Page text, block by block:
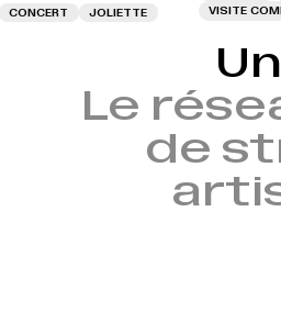
CONCERT
JOLIETTE
VISITE
Le
de